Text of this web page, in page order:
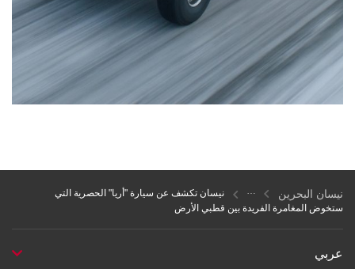
نيسان البحرين
نيسان تكشف عن سيارة "أريا" الحصرية التي
ستخوض المغامرة الفريدة بين قطبي الأرض
عربي